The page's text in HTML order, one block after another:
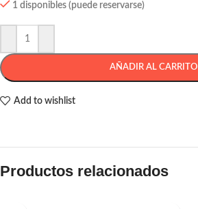
1 disponibles (puede reservarse)
AÑADIR AL CARRITO
Add to wishlist
Productos relacionados